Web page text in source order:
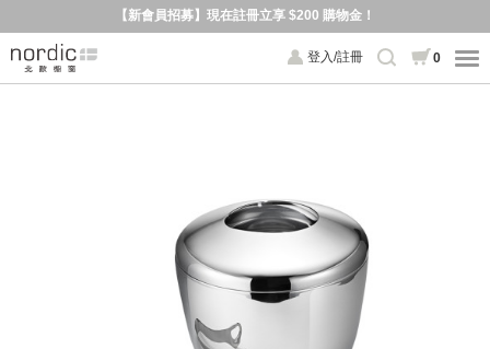
【新會員招募】現在註冊立享 $200 購物金！
登入/註冊 0